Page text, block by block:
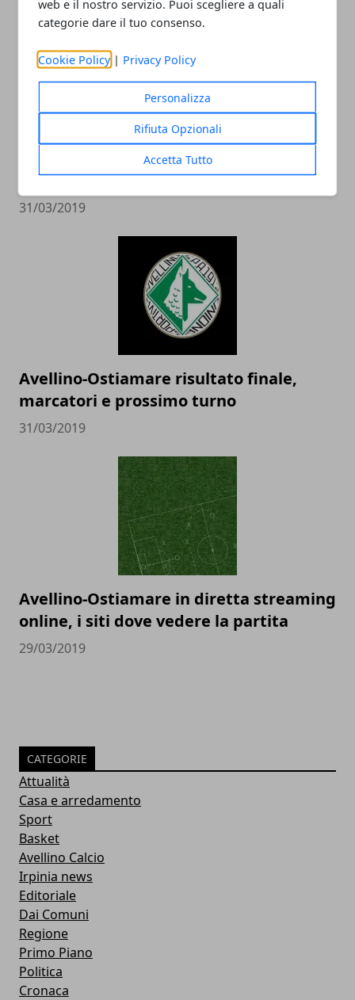
web e il nostro servizio. Puoi scegliere a quali
categorie dare il tuo consenso.
Cookie Policy | Privacy Policy
Personalizza
Rifiuta Opzionali
Accetta Tutto
Calcio Serie D 2019, Girone G: risultati
partite 14^ giornata di ritorno e
classifica
31/03/2019
Avellino-Ostiamare risultato finale,
marcatori e prossimo turno
31/03/2019
Avellino-Ostiamare in diretta streaming
online, i siti dove vedere la partita
29/03/2019
CATEGORIE
Attualità
Casa e arredamento
Sport
Basket
Avellino Calcio
Irpinia news
Editoriale
Dai Comuni
Regione
Primo Piano
Politica
Cronaca